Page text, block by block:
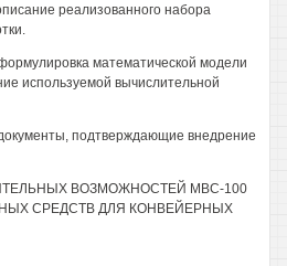
реализованного набора
математической модели
используемой вычислительной
подтверждающие внедрение
ВОЗМОЖНОСТЕЙ МВС-100
СРЕДСТВ ДЛЯ КОНВЕЙЕРНЫХ